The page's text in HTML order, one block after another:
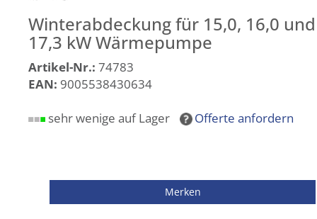
Winterabdeckung für 15,0, 16,0 und
17,3 kW Wärmepumpe
Artikel-Nr.: 74783
EAN: 9005538430634
sehr wenige auf Lager Offerte anfordern